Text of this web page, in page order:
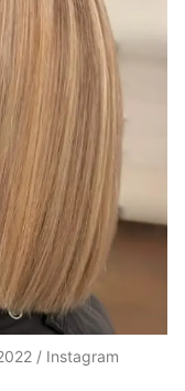
/ Instagram